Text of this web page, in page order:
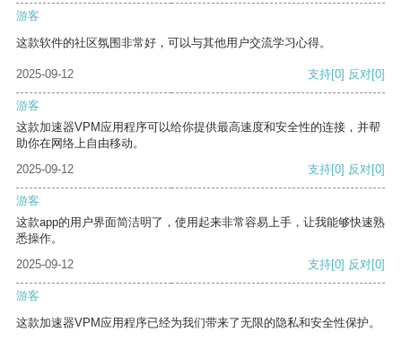
游客
这款软件的社区氛围非常好，可以与其他用户交流学习心得。
2025-09-12 支持[0] 反对[0]
游客
这款加速器VPM应用程序可以给你提供最高速度和安全性的连接，并帮
助你在网络上自由移动。
2025-09-12
支持[0] 反对[0]
游客
这款app的用户界面简洁明了，使用起来非常容易上手，让我能够快速熟
悉操作。
2025-09-12
支持[0] 反对[0]
游客
这款加速器VPM应用程序已经为我们带来了无限的隐私和安全性保护。